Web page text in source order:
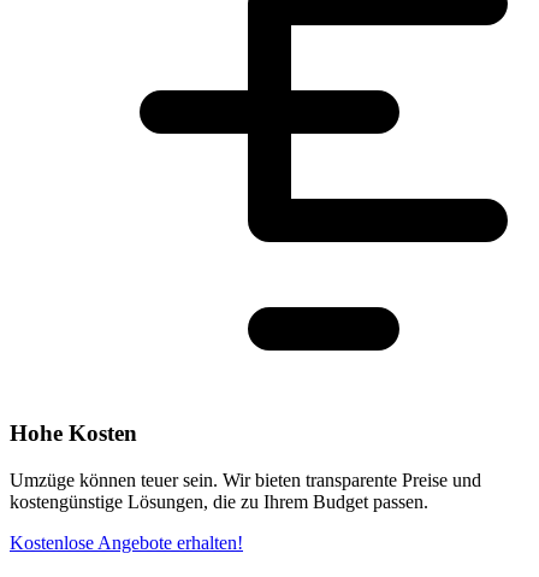
Hohe Kosten
Umzüge können teuer sein. Wir bieten transparente Preise und
kostengünstige Lösungen, die zu Ihrem Budget passen.
Kostenlose Angebote erhalten!